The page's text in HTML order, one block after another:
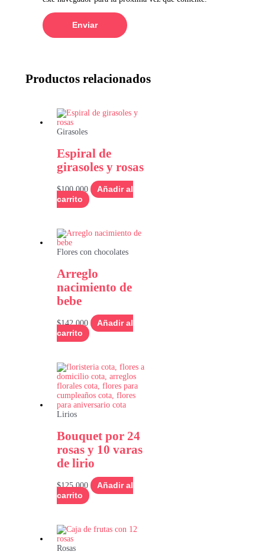
Productos relacionados
Girasoles
Espiral de
girasoles y rosas
$100,000
Añadir al
carrito
Flores con chocolates
Arreglo
nacimiento de
bebe
$142,000
Añadir al
carrito
Lirios
Bouquet por 24
rosas y 10 varas
de lirio
$125,000
Añadir al
carrito
Rosas